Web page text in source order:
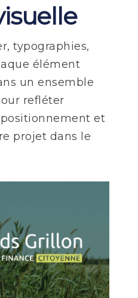
typographies,
élément
un ensemble
refléter
et
projet dans le